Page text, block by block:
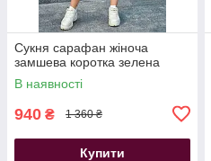
Сукня сарафан жіноча
замшева коротка зелена
В наявності
940 ₴ 1 360 ₴
Купити